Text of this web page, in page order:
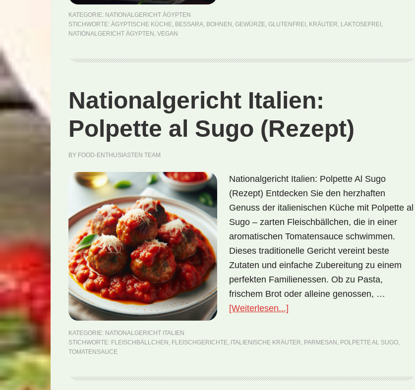
(Rezept)
KATEGORIE: NATIONALGERICHT ÄGYPTEN
STICHWORTE: ÄGYPTISCHE KÜCHE, BESSARA, BOHNEN , GEWÜRZE, GLUTENFREI , KRÄUTER, LAKTOSEFREI ,
NATIONALGERICHT ÄGYPTEN , VEGAN
Nationalgericht Italien:
Polpette al Sugo (Rezept)
BY FOOD-ENTHUSIASTEN TEAM
Nationalgericht Italien: Polpette Al Sugo
(Rezept) Entdecken Sie den herzhaften
Genuss der italienischen Küche mit Polpette al
Sugo – zarten Fleischbällchen, die in einer
aromatischen Tomatensauce schwimmen.
Dieses traditionelle Gericht vereint beste
Zutaten und einfache Zubereitung zu einem
perfekten Familienessen. Ob zu Pasta,
frischem Brot oder alleine genossen, …
[Weiterlesen...]
(Rezept)
KATEGORIE: NATIONALGERICHT ITALIEN
STICHWORTE: FLEISCHBÄLLCHEN , FLEISCHGERICHTE, ITALIENISCHE KRÄUTER, PARMESAN , POLPETTE AL SUGO,
TOMATENSAUCE